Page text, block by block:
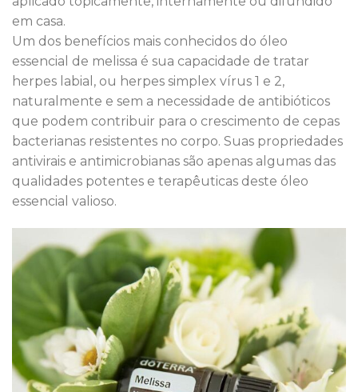
em casa.
Um dos benefícios mais conhecidos do óleo
essencial de melissa é sua capacidade de tratar
herpes labial, ou herpes simplex vírus 1 e 2,
naturalmente e sem a necessidade de antibióticos
que podem contribuir para o crescimento de cepas
bacterianas resistentes no corpo. Suas propriedades
antivirais e antimicrobianas são apenas algumas das
qualidades potentes e terapêuticas deste óleo
essencial valioso.